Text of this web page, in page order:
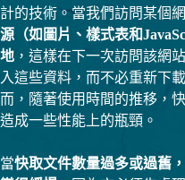
計的技術。當我們訪問某個網
源（如圖片、樣式表和
地 ，這樣在下一次訪問該網
入這些資料，而不必重新下
而，隨著使用時間的推移，
造成一些性能上的瓶頸。
當快取文件數量過多或過舊